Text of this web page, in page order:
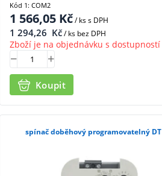
1 566,05 Kč/ kss DPH
1 294,26 Kč/ ks bez DPH
Zboží je na objednávku s dostupností
Koupit
Kód 1: COM2
spínač doběhový programovatelný DT